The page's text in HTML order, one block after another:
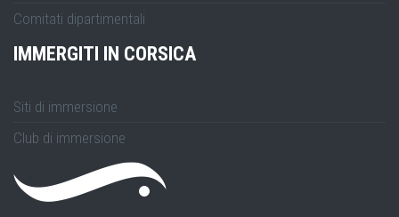
Comitati dipartimentali
IMMERGITI IN CORSICA
Siti di immersione
Club di immersione